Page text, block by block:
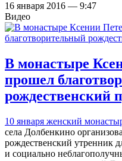
16 января 2016 — 9:47
Видео
В монастыре
прошел
рождественский
10 января женский
села Долбенкино
рождественский утренник
и социально